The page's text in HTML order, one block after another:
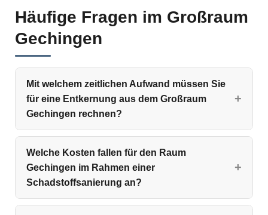
Häufige Fragen im Großraum
Gechingen
Mit welchem zeitlichen Aufwand müssen Sie
für eine Entkernung aus dem Großraum
Gechingen rechnen?
Welche Kosten fallen für den Raum
Gechingen im Rahmen einer
Schadstoffsanierung an?